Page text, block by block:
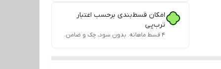
امکان قسط‌بندی برحسب اعتبار
ترب‌پی
۴ قسط ماهانه. بدون سود، چک و ضامن.